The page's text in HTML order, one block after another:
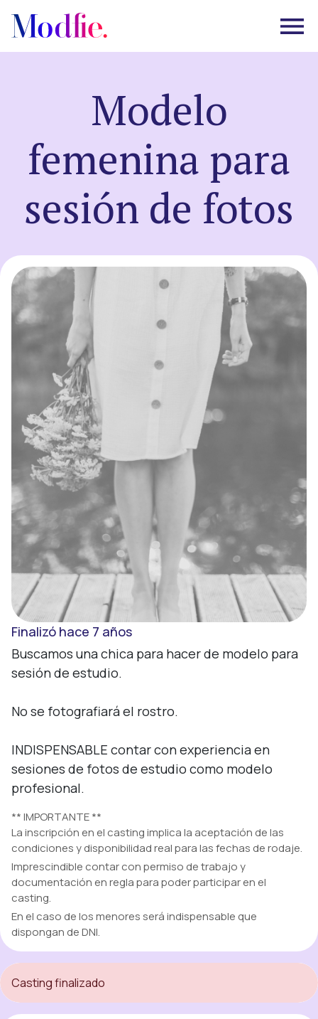
Castings
Sobre nosotros
Preguntas frecuentes
EN|ES
Modelo
femenina para
sesión de fotos
Finalizó hace 7 años
Buscamos una chica para hacer de modelo para
sesión de estudio.
No se fotografiará el rostro.
INDISPENSABLE contar con experiencia en
sesiones de fotos de estudio como modelo
profesional.
** IMPORTANTE **
La inscripción en el casting implica la aceptación de las
condiciones y disponibilidad real para las fechas de rodaje.
Imprescindible contar con permiso de trabajo y
documentación en regla para poder participar en el
casting.
En el caso de los menores será indispensable que
dispongan de DNI.
Casting finalizado